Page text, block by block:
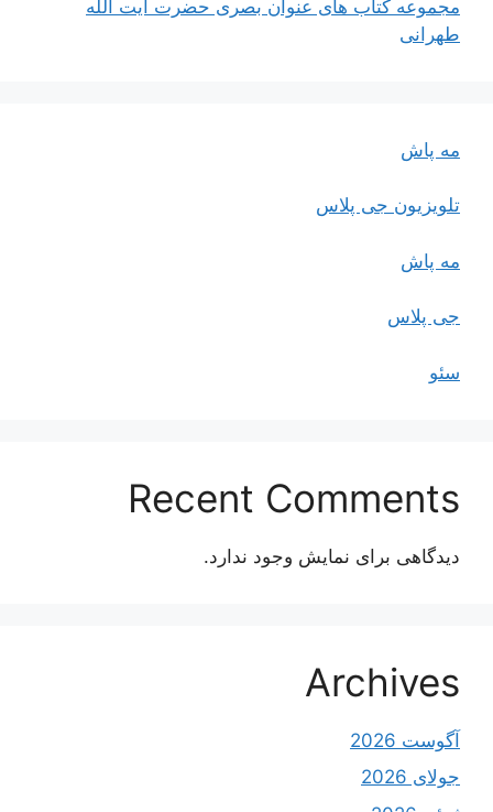
مجموعه کتاب های عنوان بصری حضرت آیت الله
طهرانی
مه پاش
تلویزیون جی پلاس
مه پاش
جی پلاس
سئو
Recent Comments
دیدگاهی برای نمایش وجود ندارد.
Archives
آگوست 2026
جولای 2026